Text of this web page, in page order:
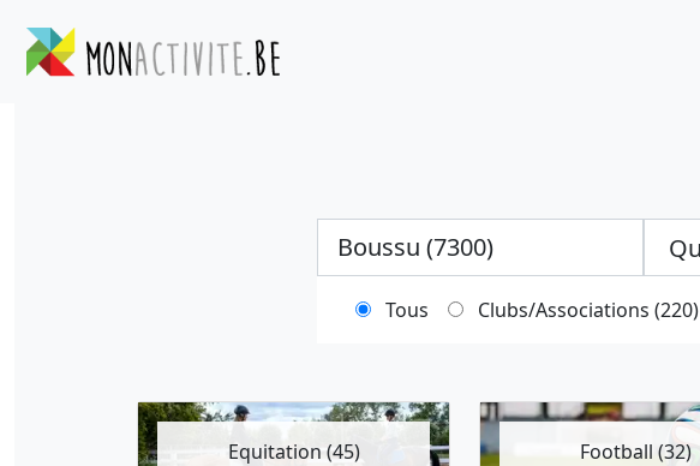
Tous Clubs/Associations (220)
Equitation (45) Football (32)